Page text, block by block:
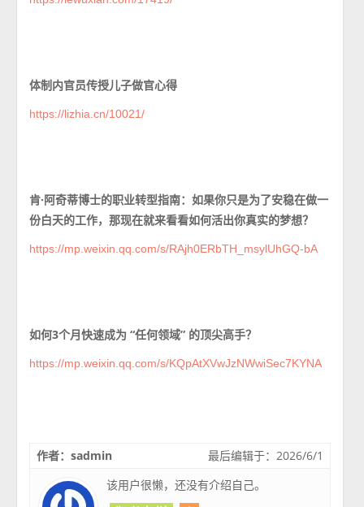
体制内官员传授儿子做官心得
https://lizhia.cn/10021/
肯·阿奇蒂博士的职业转型指南：如果你只是为了安稳在做一
份白天的工作，那现在就来看看如何活出你真实的梦想？
https://mp.weixin.qq.com/s/RAjh0ERbTH_msylUhGQ-bA
如何3个月快速成为 “任何领域” 的顶尖高手？
https://mp.weixin.qq.com/s/KQpAtXVwJzNWwiSec7KYNA
最后编辑于：2026/6/1
作者：sadmin
该用户很懒，还没有介绍自己。